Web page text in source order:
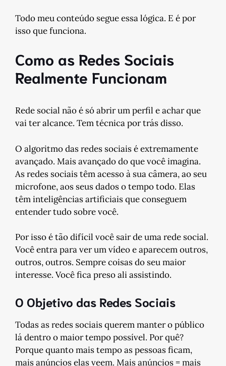
Todo meu conteúdo segue essa lógica. E é por
isso que funciona.
Como as Redes Sociais
Realmente Funcionam
Rede social não é só abrir um perfil e achar que
vai ter alcance. Tem técnica por trás disso.
O algoritmo das redes sociais é extremamente
avançado. Mais avançado do que você imagina.
As redes sociais têm acesso à sua câmera, ao seu
microfone, aos seus dados o tempo todo. Elas
têm inteligências artificiais que conseguem
entender tudo sobre você.
Por isso é tão difícil você sair de uma rede social.
Você entra para ver um vídeo e aparecem outros,
outros, outros. Sempre coisas do seu maior
interesse. Você fica preso ali assistindo.
O Objetivo das Redes Sociais
Todas as redes sociais querem manter o público
lá dentro o maior tempo possível. Por quê?
Porque quanto mais tempo as pessoas ficam,
mais anúncios elas veem. Mais anúncios = mais